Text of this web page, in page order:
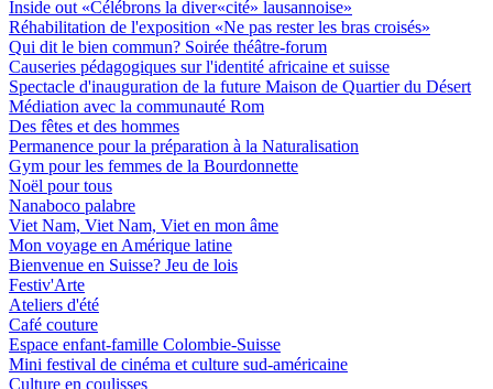
Inside out «Célébrons la diver«cité» lausannoise»
Réhabilitation de l'exposition «Ne pas rester les bras croisés»
Qui dit le bien commun? Soirée théâtre-forum
Causeries pédagogiques sur l'identité africaine et suisse
Spectacle d'inauguration de la future Maison de Quartier du Désert
Médiation avec la communauté Rom
Des fêtes et des hommes
Permanence pour la préparation à la Naturalisation
Gym pour les femmes de la Bourdonnette
Noël pour tous
Nanaboco palabre
Viet Nam, Viet Nam, Viet en mon âme
Mon voyage en Amérique latine
Bienvenue en Suisse? Jeu de lois
Festiv'Arte
Ateliers d'été
Café couture
Espace enfant-famille Colombie-Suisse
Mini festival de cinéma et culture sud-américaine
Culture en coulisses